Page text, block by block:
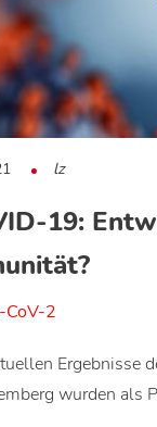
lz
19:
CoV-2
Ergebnisse
wurden als